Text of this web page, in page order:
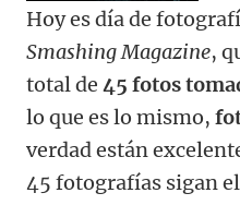
Hoy es día de
Smashing Magazine,
total de 45 fotos
lo que es lo mismo,
verdad están
45 fotografías sigan